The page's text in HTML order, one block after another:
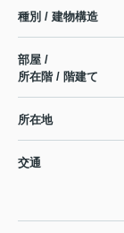
種別 / 建物構造
部屋 /
所在階 / 階建て
所在地
交通